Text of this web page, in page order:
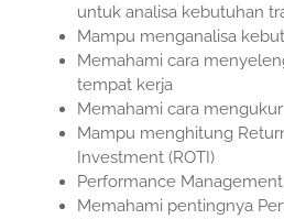
untuk analisa kebutuhan
Mampu menganalisa
Memahami cara
tempat kerja
Memahami cara
Mampu menghitung
Investment (ROTI)
Performance Management
Memahami pentingnya